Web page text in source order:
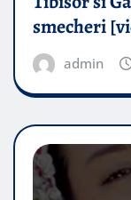
smecheri
admin